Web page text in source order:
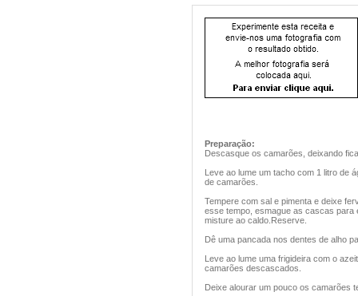
Preparação:
Descasque os camarões, deixando
Leve ao lume um tacho com 1 litro de
de camarões.
Tempere com sal e pimenta e deixe
esse tempo, esmague as cascas
misture ao caldo.Reserve.
Dê uma pancada nos dentes de alho
Leve ao lume uma frigideira com o
camarões descascados.
Deixe alourar um pouco os camarões